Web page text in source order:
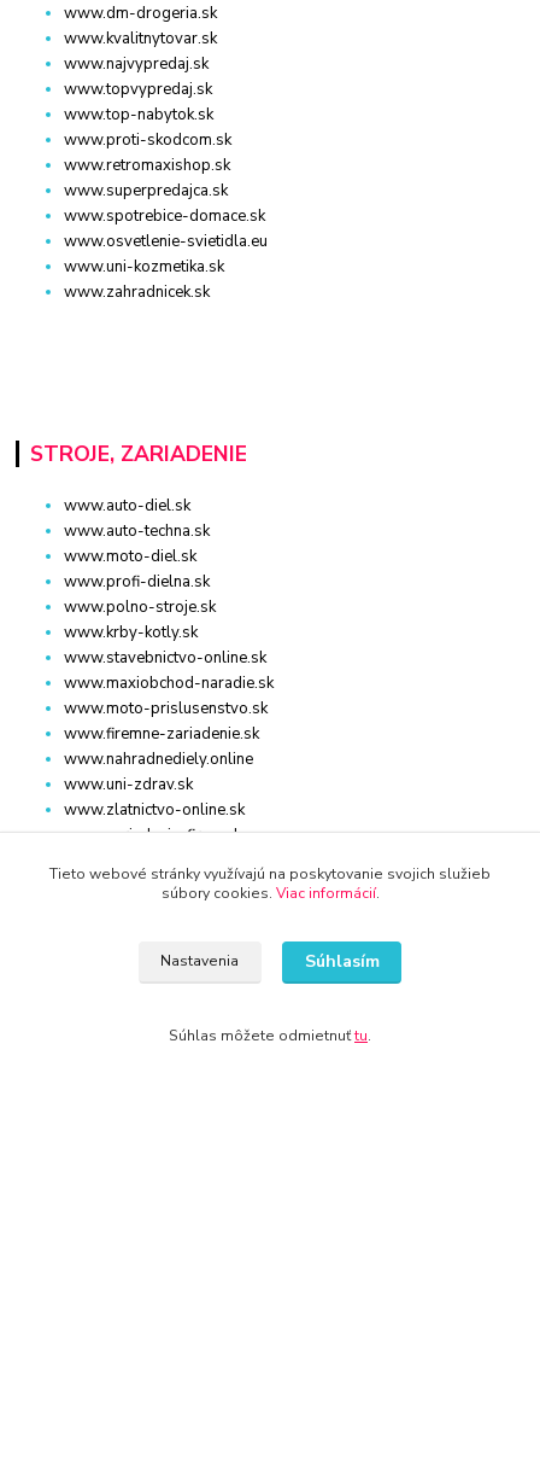
www.dm-drogeria.sk
www.kvalitnytovar.sk
www.najvypredaj.sk
www.topvypredaj.sk
www.top-nabytok.sk
www.proti-skodcom.sk
www.retromaxishop.sk
www.superpredajca.sk
www.spotrebice-domace.sk
www.osvetlenie-svietidla.eu
www.uni-kozmetika.sk
www.zahradnicek.sk
STROJE, ZARIADENIE
www.auto-diel.sk
www.auto-techna.sk
www.moto-diel.sk
www.profi-dielna.sk
www.polno-stroje.sk
www.krby-kotly.sk
www.stavebnictvo-online.sk
www.maxiobchod-naradie.sk
www.moto-prislusenstvo.sk
www.firemne-zariadenie.sk
www.nahradnediely.online
www.uni-zdrav.sk
www.zlatnictvo-online.sk
www.zariadenie-firmy.sk
Tieto webové stránky využívajú na poskytovanie svojich služieb
súbory cookies. Viac informácií.
Nastavenia Súhlasím
Súhlas môžete odmietnuťtu.